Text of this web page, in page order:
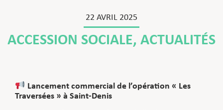
22 AVRIL 2025
ACCESSION SOCIALE, ACTUALITÉS
Lancement commercial de l’opération « Les
Traversées » à Saint-Denis